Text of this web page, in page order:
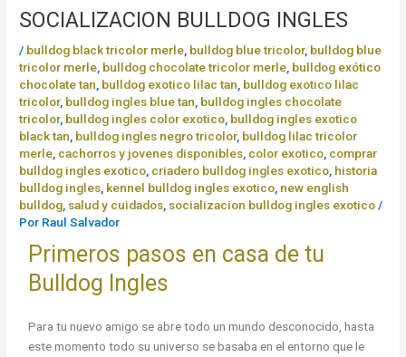
SOCIALIZACION BULLDOG INGLES
/ bulldog black tricolor merle bulldog blue tricolor, bulldog blue
tricolor merle bulldog chocolate tricolor merle bulldog exótico
chocolate tan bulldog exotico lilac tan bulldog exotico lilac
tricolor, bulldog ingles blue tan bulldog ingles chocolate
tricolor, bulldog ingles color exotico bulldog ingles exotico
black tan bulldog ingles negro tricolor, bulldog lilac tricolor
merle cachorros y jovenes disponibles color exotico comprar
bulldog ingles exotico criadero bulldog ingles exotico historia
bulldog ingles kennel bulldog ingles exotico new english
bulldog salud y cuidados socializacion bulldog ingles exotico /
Por Raul Salvador
Primeros pasos en casa de tu
Bulldog Ingles
Para tu nuevo amigo se abre todo un mundo desconocido, hasta
este momento todo su universo se basaba en el entorno que le